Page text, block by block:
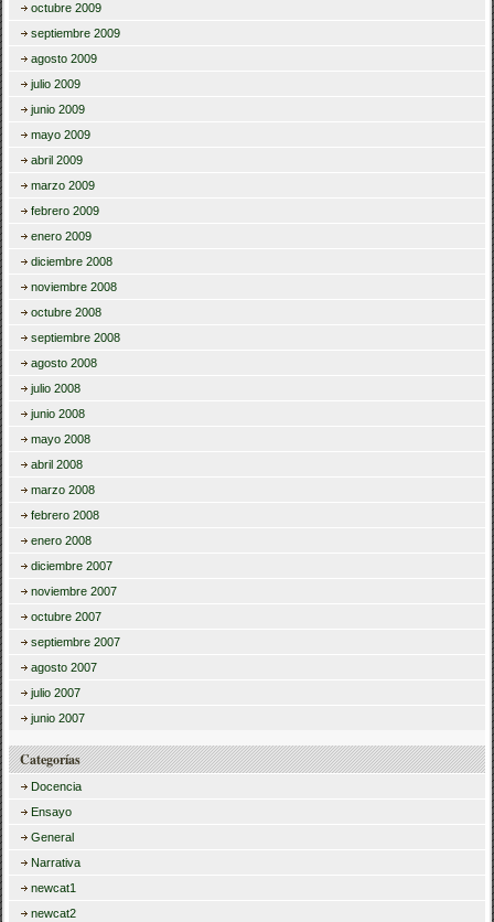
octubre 2009
septiembre 2009
agosto 2009
julio 2009
junio 2009
mayo 2009
abril 2009
marzo 2009
febrero 2009
enero 2009
diciembre 2008
noviembre 2008
octubre 2008
septiembre 2008
agosto 2008
julio 2008
junio 2008
mayo 2008
abril 2008
marzo 2008
febrero 2008
enero 2008
diciembre 2007
noviembre 2007
octubre 2007
septiembre 2007
agosto 2007
julio 2007
junio 2007
Categorías
Docencia
Ensayo
General
Narrativa
newcat1
newcat2